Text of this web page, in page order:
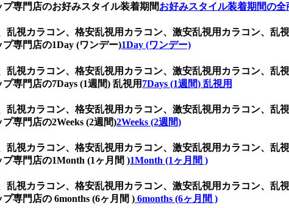
専門店のお好みスタイル装着期間お好みスタイル装着期間の全
乱視カラコン、格安乱視用カラコン、激安乱視用カラコン、乱
専門店の1Day (ワンデー)1Day (ワンデー)
乱視カラコン、格安乱視用カラコン、激安乱視用カラコン、乱
専門店の7Days (1週間) 乱視用 7Days (1週間) 乱視用
乱視カラコン、格安乱視用カラコン、激安乱視用カラコン、乱
専門店の2Weeks (2週間)2Weeks (2週間)
乱視カラコン、格安乱視用カラコン、激安乱視用カラコン、乱
専門店の1Month (1ヶ月間 )1Month (1ヶ月間 )
乱視カラコン、格安乱視用カラコン、激安乱視用カラコン、乱
専門店の 6months (6ヶ月間 ) 6months (6ヶ月間 )